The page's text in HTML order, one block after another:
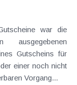
einer noch nicht
keinen steuerbaren Vorgang...